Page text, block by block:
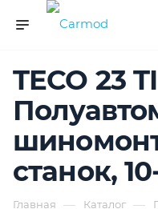
TECO 23
станок,
Главная — Каталог —